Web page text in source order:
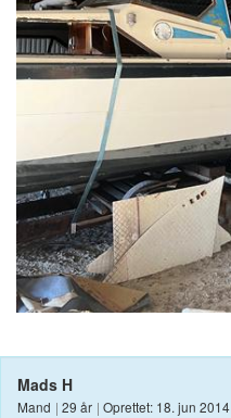
Mads H
Mand | 29 år | Oprettet: 18. jun 2014